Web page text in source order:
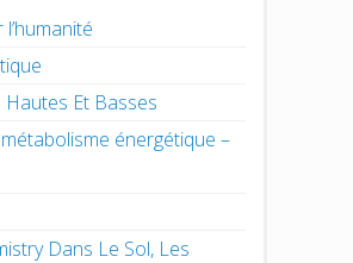
Et Basses
énergétique –
Dans Le Sol, Les